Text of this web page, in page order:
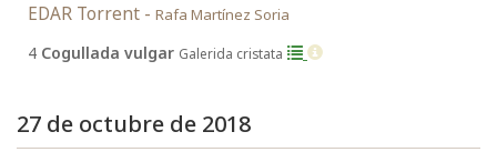
EDAR Torrent - Rafa Martínez Soria
4 Cogullada vulgar Galerida cristata
27 de octubre de 2018